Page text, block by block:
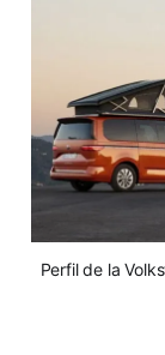
Perfil de la